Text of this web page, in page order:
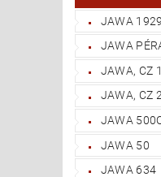
JAWA
JAWA
JAWA, CZ
JAWA, CZ
JAWA
JAWA 50
JAWA 634